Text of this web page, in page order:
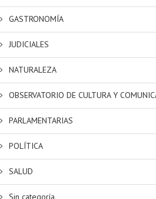
GASTRONOMÍA
JUDICIALES
NATURALEZA
OBSERVATORIO DE CULTURA Y
PARLAMENTARIAS
POLÍTICA
SALUD
Sin categoría